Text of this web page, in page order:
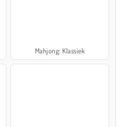
Mahjong: Klassiek